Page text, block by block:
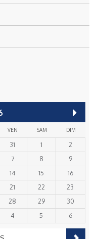
VEN SAM DIM
31 1
2
7 8
9
14 15
16
21 22
23
28 29
30
4 5 6